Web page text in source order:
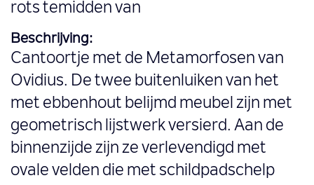
rots temidden van
Beschrijving:
Cantoortje met de Metamorfosen van
Ovidius. De twee buitenluiken van het
met ebbenhout belijmd meubel zijn met
geometrisch lijstwerk versierd. Aan de
binnenzijde zijn ze verlevendigd met
ovale velden die met schildpadschelp